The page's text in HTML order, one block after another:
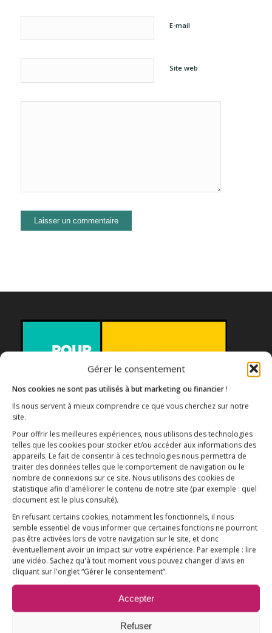
Gérer le consentement
Nos cookies ne sont pas utilisés à but marketing ou financier !
Ils nous servent à mieux comprendre ce que vous cherchez sur notre
site.
Pour offrir les meilleures expériences, nous utilisons des technologies
telles que les cookies pour stocker et/ou accéder aux informations des
appareils. Le fait de consentir à ces technologies nous permettra de
traiter des données telles que le comportement de navigation ou le
nombre de connexions sur ce site. Nous utilisons des cookies de
statistique afin d'améliorer le contenu de notre site (par exemple : quel
document est le plus consulté).
En refusant certains cookies, notamment les fonctionnels, il nous
semble essentiel de vous informer que certaines fonctions ne pourront
pas être activées lors de votre navigation sur le site, et donc
éventuellement avoir un impact sur votre expérience. Par exemple : lire
une vidéo. Sachez qu'à tout moment vous pouvez changer d'avis en
cliquant sur l'onglet “Gérer le consentement”.
Accepter
Refuser
E-mail
Site web
Association E3M
Qui sommes-nous ? AIDEZ-NOUS !
L’ESSENTIEL
COMPRENDRE